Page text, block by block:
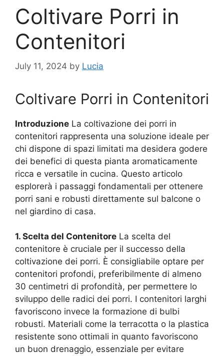
Coltivare Porri in
Contenitori
July 11, 2024 by Lucia
Coltivare Porri in Contenitori
Introduzione La coltivazione dei porri in
contenitori rappresenta una soluzione ideale per
chi dispone di spazi limitati ma desidera godere
dei benefici di questa pianta aromaticamente
ricca e versatile in cucina. Questo articolo
esplorerà i passaggi fondamentali per ottenere
porri sani e robusti direttamente sul balcone o
nel giardino di casa.
1. Scelta del Contenitore La scelta del
contenitore è cruciale per il successo della
coltivazione dei porri. È consigliabile optare per
contenitori profondi, preferibilmente di almeno
30 centimetri di profondità, per permettere lo
sviluppo delle radici dei porri. I contenitori larghi
favoriscono invece la formazione di bulbi
robusti. Materiali come la terracotta o la plastica
resistente sono ottimali in quanto favoriscono
un buon drenaggio, essenziale per evitare